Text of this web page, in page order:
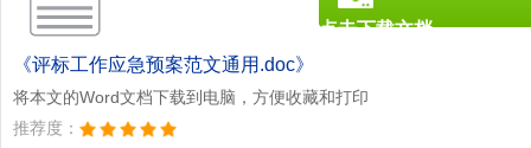
《评标工作应急预案范文通用.doc》
将本文的Word文档下载到电脑，方便收藏和打印
推荐度：
点击下载文档